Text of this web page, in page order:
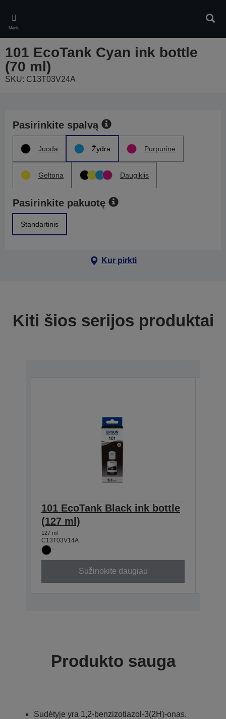
main
content
Meniu
101 EcoTank Cyan ink bottle
(70 ml)
SKU: C13T03V24A
Pasirinkite spalvą
Juoda Žydra Purpurinė
Geltona Daugiklis
Pasirinkite pakuotę
Standartinis
Kur pirkti
Kiti šios serijos produktai
101 EcoTank Black ink bottle
(127 ml)
127 ml
C13T03V14A
Sužinokite daugiau
Produkto sauga
Sudėtyje yra 1,2-benzizotiazol-3(2H)-onas.